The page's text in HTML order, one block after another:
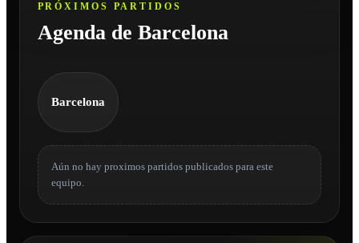
PRÓXIMOS PARTIDOS
Agenda de Barcelona
Barcelona
Aún no hay proximos partidos publicados para este
equipo.